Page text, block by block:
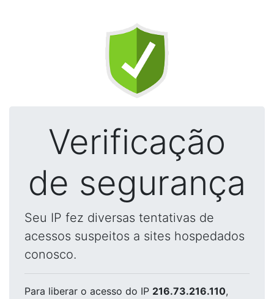
Verificação
de segurança
Seu IP fez diversas tentativas de
acessos suspeitos a sites hospedados
conosco.
Para liberar o acesso do IP 216.73.216.110,